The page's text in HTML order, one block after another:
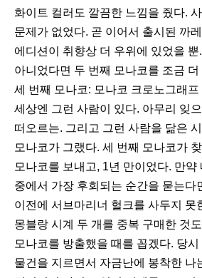
화이트 컬러도 깔끔한 느낌을 줬다.
문제가 없었다. 곧 이어서 출시된 까
에디션이 취향상 더 우위에 있었을
아니었다면 두 번째 모나코를 조금
세 번째 모나코: 모나코 크로노그래프
세상엔 그런 사람이 있다. 아무리 잊
떠오르는. 그리고 그런 사람을 닮은
모나코가 그랬다. 세 번째 모나코가
모나코를 보내고, 1년 만이었다. 만약
중에서 가장 후회되는 순간을 묻는다
이전에 서브마리너 헐크를 사두지 못
몽블랑 시계 두 개를 중복 구매한 것
모나코를 방출했을 때를 꼽겠다. 당시
물건을 지르면서 자금난에 봉착한 나